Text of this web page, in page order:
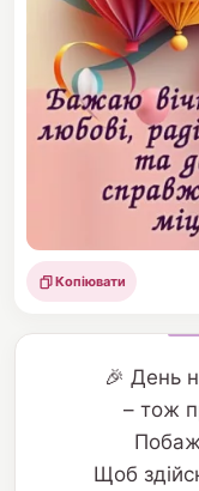
Поділитися
Копіювати
🎉 День
– тож
Щоб